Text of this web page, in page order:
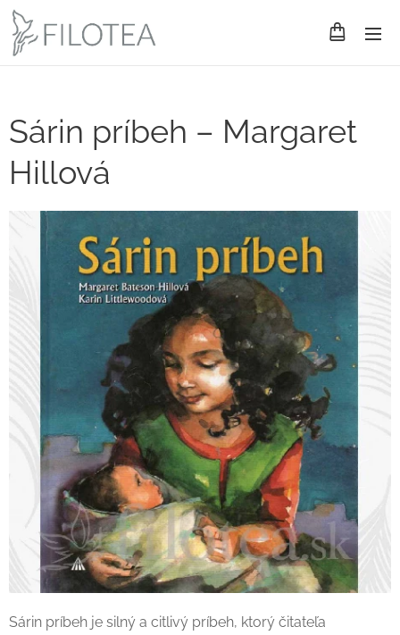
Sárin príbeh – Margaret
Hillová
Sárin príbeh je silný a citlivý príbeh, ktorý čitateľa